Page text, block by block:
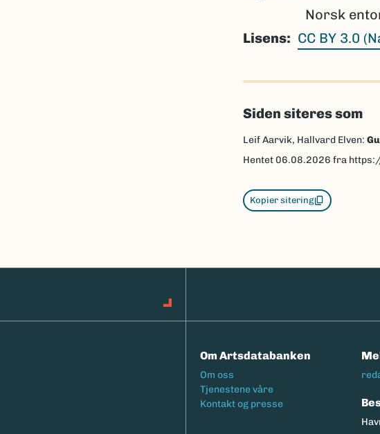
Norsk
Lisens
CC BY 3.0
Siden siteres som
Leif Aarvik, Hallvard Elven:
Hentet 06.08.2026 fra
Kopier sitering
Om Artsdatabanken
Footermeny
Om oss
Tjenestene våre
Kontakt og presse